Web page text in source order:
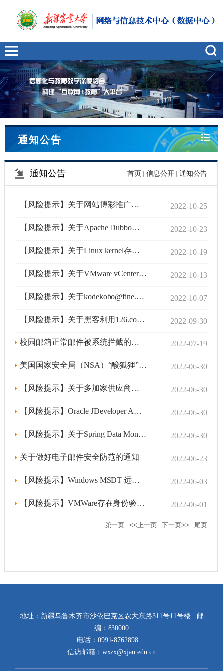
通知公告
通知公告 首页 信息公开 通知公告
【风险提示】关于网站博彩推广异常链接及电子邮件安全的风险提示 2022-10-25
【风险提示】关于Apache Dubbo服务存在反序列化漏洞的风险提示 2022-10-23
【风险提示】关于Linux kernel存在权限提升漏洞的风险提示 2022-10-19
【风险提示】关于VMware vCenter Server远程代码执行漏洞的风险提示 2022-10-13
【风险提示】关于kodekobo@fine.ocn.ne.jp钓鱼邮件攻击的风险提示 2022-10-07
【风险提示】关于黑客利用126.com邮箱发送钓鱼邮件的风险提示 2022-09-30
校园邮箱正常邮件被系统拦截的解决方法 2022-07-19
美国国家安全局（NSA）“酸狐狸”漏洞攻击武器平台技术分析报告 2022-06-30
【风险提示】关于多加家供应商的OT设备受icefall 漏洞影响的风险提示 2022-06-30
【风险提示】Oracle JDeveloper ADF Faces 存在远程代码执行漏洞的风险提示 2022-06-30
【风险提示】关于Spring Data MongoDB SpELc存在表达式注入漏洞的风险提示 2022-06-30
关于做好电子邮件安全防范的通知 2022-06-23
【风险提示】Windows MSDT 远程代码执行漏洞的风险提示 2022-06-03
【风险提示】VMWare存在身份验证绕过漏洞的风险提示 2022-06-01
第一页 <<上一页 下一页>> 尾页
地址：新疆乌鲁木齐市沙依巴克区农大东路311号11号楼 邮
编：830000
电话：0991-8762898
信访邮箱：wxzx@xjau.edu.cn